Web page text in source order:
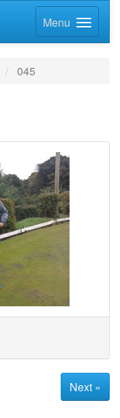
Menu
045
Next »